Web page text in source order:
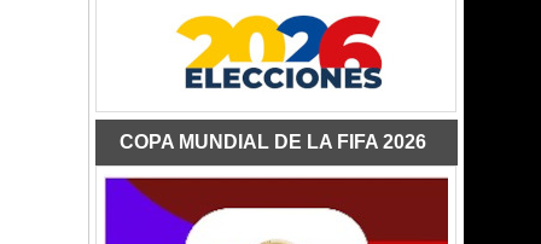
COPA MUNDIAL DE LA FIFA 2026